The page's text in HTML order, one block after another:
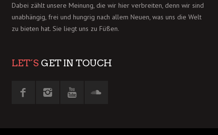
Dabei zählt unsere Meinung, die wir hier verbreiten, denn wir sind
unabhängig, frei und hungrig nach allem Neuen, was uns die Welt
zu bieten hat. Sie liegt uns zu Füßen.
LET´S GET IN TOUCH